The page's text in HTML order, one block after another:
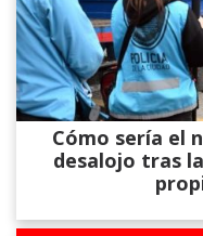
Cómo sería el
desalojo tras